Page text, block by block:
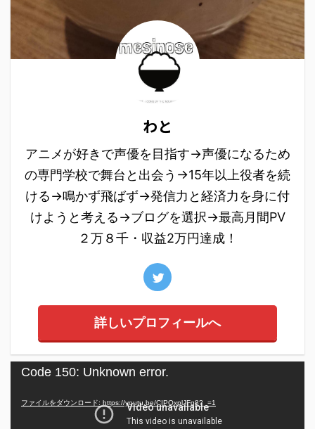
わと
アニメが好きで声優を目指す→声優になるため
の専門学校で舞台と出会う→15年以上役者を続
ける→鳴かず飛ばず→発信力と経済力を身に付
けようと考える→ブログを選択→最高月間PV
２万８千・収益2万円達成！
詳しいプロフィールへ
Code 150: Unknown error.
ファイルをダウンロード: https://youtu.be/CIPOxplJFq8?_=1